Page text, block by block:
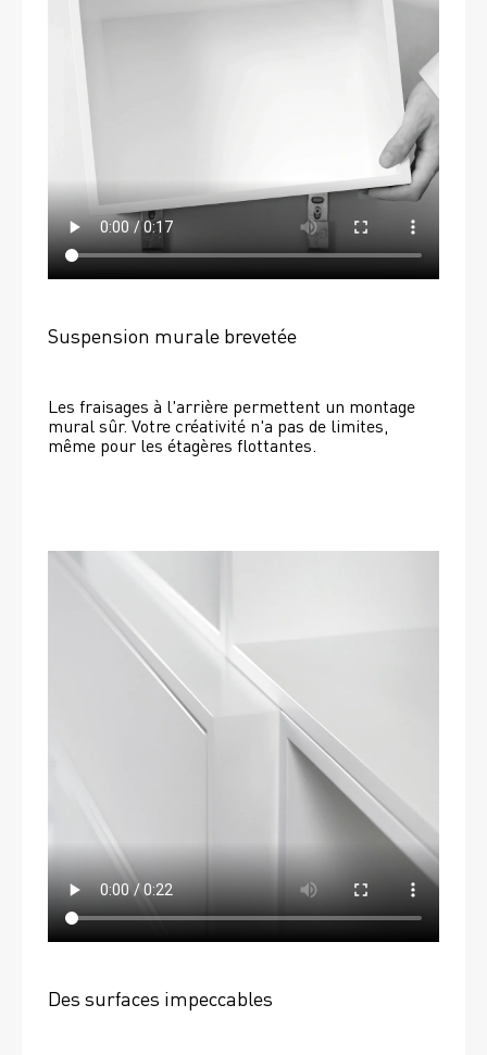
Suspension murale brevetée
Les fraisages à l'arrière permettent un montage
mural sûr. Votre créativité n'a pas de limites,
même pour les étagères flottantes.
Des surfaces impeccables